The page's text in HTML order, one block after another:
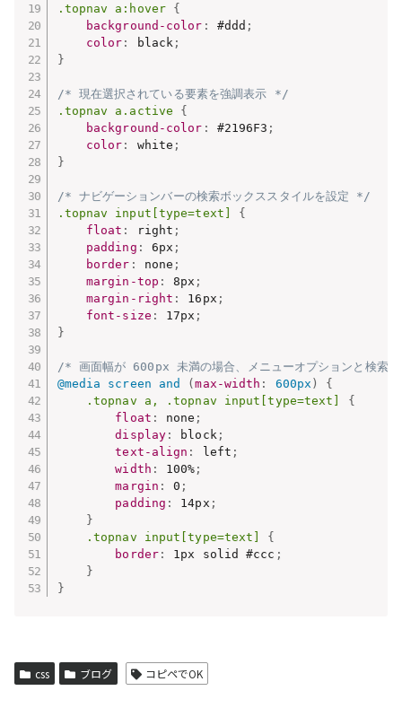
.topnav a:hover {
background-color : #ddd ;
color : black ;
}
/* 現在選択されている要素を強調表示 */
.topnav a.active
{
background-color : #2196F3 ;
color : white ;
}
/* ナビゲーションバーの検索ボックススタイルを設定 */
.topnav input[type=text]
{
float : right ;
padding : 6px ;
border : none ;
margin-top : 8px ;
margin-right : 16px ;
font-size : 17px ;
}
/* 画面幅が 600px 未満の場合、メニューオプションと検索
@media screen and (max-width : 600px )
{
.topnav a, .topnav input[type=text]
{
float : none ;
display : block ;
text-align : left ;
width : 100% ;
margin : 0 ;
padding : 14px ;
}
.topnav input[type=text]
{
border: 1px solid #ccc ;
}
}
css ブログ コピペでOK